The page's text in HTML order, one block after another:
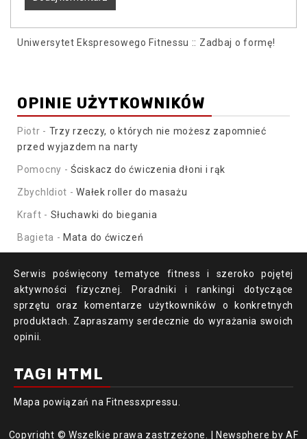
Uniwersytet Ekspresowego Fitnessu :: Zadbaj o formę!
OPINIE UŻYTKOWNIKÓW
Piotr - Trzy rzeczy, o których nie możesz zapomnieć
przed wyjazdem na narty
Pomocny -Ściskacz do ćwiczenia dłoni i rąk
ZbychIdiot -Wałek roller do masażu
Kraft - Słuchawki do biegania
Bagieta - Mata do ćwiczeń
Serwis poświęcony tematyce fitness i szeroko pojętej
aktywności fizycznej. Poradniki i rankingi dotyczące
sprzętu oraz komentarze użytkowników o konkretnych
produktach. Zapraszamy serdecznie do wyrażania swoich
opinii.
TAGI HTML
Mapa powiązań na Fitnessxpressu.
Copyright © Wszelkie prawa zastrzeżone. Newsphere by AF